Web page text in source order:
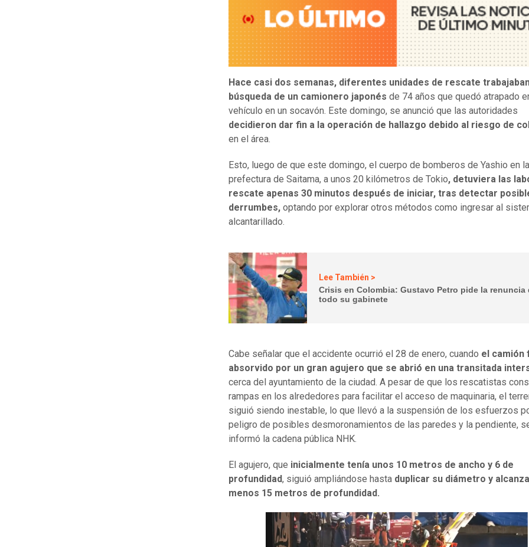
Hace casi dos semanas, diferentes unidades de rescate
búsqueda de un camionero japonés de 74 años que quedó atrapado
vehículo en un socavón. Este domingo, se anunció que las autoridades
decidieron dar fin a la operación de hallazgo debido al riesgo de
en el área.
Esto, luego de que este domingo, el cuerpo de bomberos de Yashio en la
prefectura de Saitama, a unos 20 kilómetros de Tokio, detuviera las
rescate apenas 30 minutos después de iniciar, tras detectar
derrumbes, optando por explorar otros métodos como ingresar al
alcantarillado.
Lee También >
Crisis en Colombia: Gustavo Petro pide la renuncia
todo su gabinete
Cabe señalar que el accidente ocurrió el 28 de enero, cuando el camión
absorvido por un gran agujero que se abrió en una transitada
cerca del ayuntamiento de la ciudad. A pesar de que los rescatistas
rampas en los alrededores para facilitar el acceso de maquinaria, el
siguió siendo inestable, lo que llevó a la suspensión de los esfuerzos
peligro de posibles desmoronamientos de las paredes y la pendiente,
informó la cadena pública NHK.
El agujero, que inicialmente tenía unos 10 metros de ancho y 6 de
profundidad, siguió ampliándose hasta duplicar su diámetro y
menos 15 metros de profundidad.